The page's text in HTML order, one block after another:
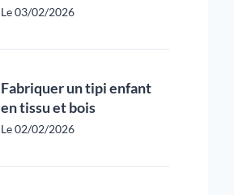
Le 03/02/2026
Fabriquer un tipi enfant
en tissu et bois
Le 02/02/2026